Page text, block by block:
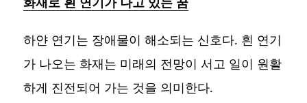
하얀 연기는 장애물이 해소되는 신호다. 흰 연기
가 나오는 화재는 미래의 전망이 서고 일이 원활
하게 진전되어 가는 것을 의미한다.